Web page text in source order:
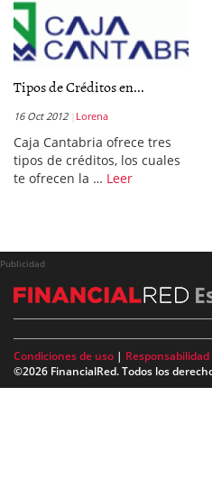
Tipos de Créditos en...
16 Oct 2012 Lorena
Caja Cantabria ofrece tres
tipos de créditos, los cuales
te ofrecen la … Leer
Publicidad
Condiciones de uso | Responsabilidad
©2026 FinancialRed. Todos los